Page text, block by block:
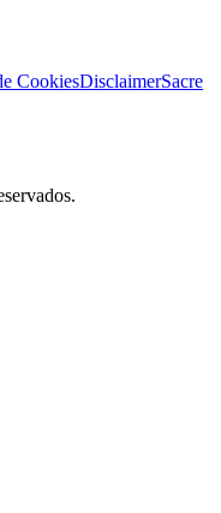
CookiesDisclaimerSacre